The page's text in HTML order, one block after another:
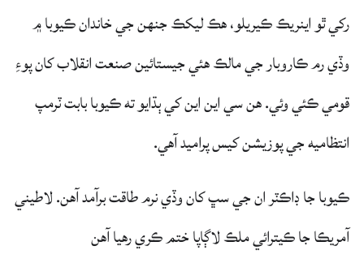
رکي ٿو اينريڪ ڪيريلو، هڪ ليکڪ جنهن جي خاندان ڪيوبا ۾
وڏي رم ڪاروبار جي مالڪ هئي جيستائين صنعت انقلاب کان پوءِ
قومي ڪئي وئي. هن سي اين اين کي ٻڌايو ته ڪيوبا بابت ٽرمپ
انتظاميه جي پوزيشن کيس پراميد آهي.
ڪيوبا جا ڊاڪٽر ان جي سڀ کان وڏي نرم طاقت برآمد آهن. لاطيني
آمريڪا جا ڪيترائي ملڪ لاڳاپا ختم ڪري رهيا آهن